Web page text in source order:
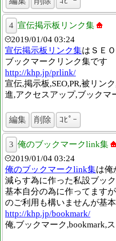
4 宣伝掲示板リンク集
2019/01/04 03:24
宣伝掲示板リンク集はＳＥ
ブックマークリンク集です
http://khp.jp/prlink/
宣伝,掲示板,SEO,PR,被リン
進,アクセスアップ,ブックマ
編集 削除 ｺﾋﾟｰ
3 俺のブックマークlink集
2019/01/04 03:24
俺のブックマークlink集は俺
減らす為に作った私設ブック
基本自分の為に作ってます
のご利用も構いませんが基
http://khp.jp/bookmark/
俺,ブックマーク,bookmark,